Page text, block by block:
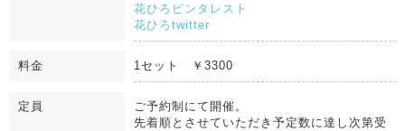
花ひろピンタレスト
花ひろtwitter
料金 1セット ￥3300
定員
ご予約制にて開催。
先着順とさせていただき予定数に達し次第受